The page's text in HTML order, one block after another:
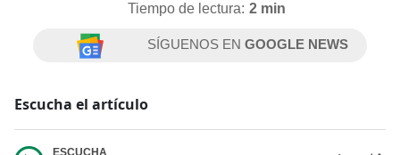
Tiempo de lectura: 2 min
SÍGUENOS ENGOOGLE NEWS
Escucha el artículo
ESCUCHA